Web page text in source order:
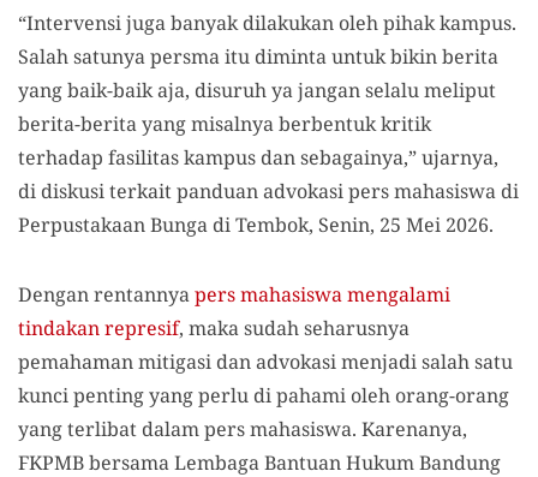
“Intervensi juga banyak dilakukan oleh pihak kampus.
Salah satunya persma itu diminta untuk bikin berita
yang baik-baik aja, disuruh ya jangan selalu meliput
berita-berita yang misalnya berbentuk kritik
terhadap fasilitas kampus dan sebagainya,” ujarnya,
di diskusi terkait panduan advokasi pers mahasiswa di
Perpustakaan Bunga di Tembok, Senin, 25 Mei 2026.
Dengan rentannyapers mahasiswa mengalami
tindakan represif, maka sudah seharusnya
pemahaman mitigasi dan advokasi menjadi salah satu
kunci penting yang perlu di pahami oleh orang-orang
yang terlibat dalam pers mahasiswa. Karenanya,
FKPMB bersama Lembaga Bantuan Hukum Bandung